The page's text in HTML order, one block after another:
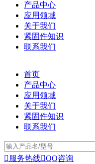
产品中心
应用领域
关于我们
紧固件知识
联系我们
首页
产品中心
应用领域
关于我们
紧固件知识
联系我们
 服务热线QQ咨询